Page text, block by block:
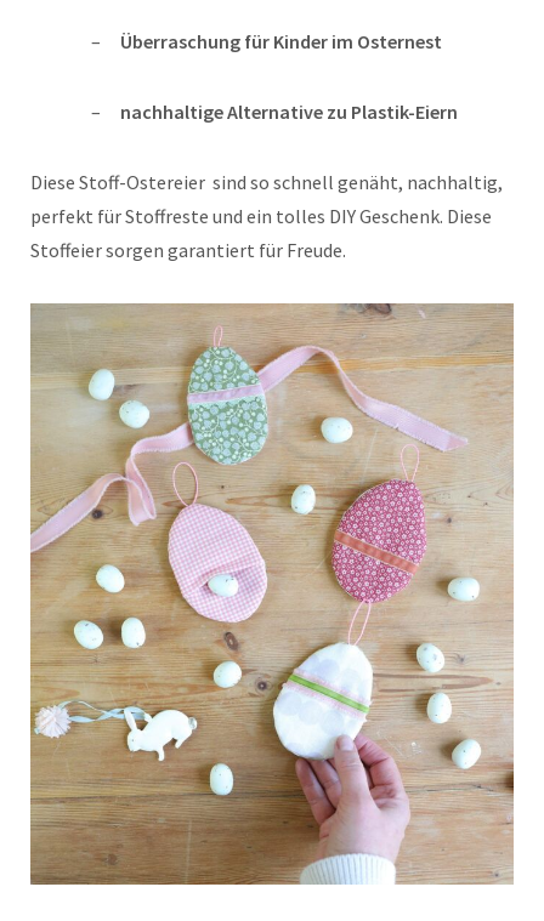
Überraschung für Kinder im Osternest
nachhaltige Alternative zu Plastik-Eiern
Diese Stoff-Ostereier sind so schnell genäht, nachhaltig,
perfekt für Stoffreste und ein tolles DIY Geschenk. Diese
Stoffeier sorgen garantiert für Freude.